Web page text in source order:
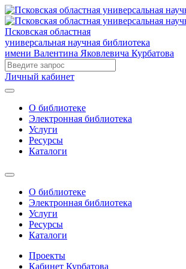
Псковская областная
универсальная научная библиотека
имени Валентина Яковлевича Курбатова
Личный кабинет
О библиотеке
Электронная библиотека
Услуги
Ресурсы
Каталоги
О библиотеке
Электронная библиотека
Услуги
Ресурсы
Каталоги
Проекты
Кабинет Курбатова